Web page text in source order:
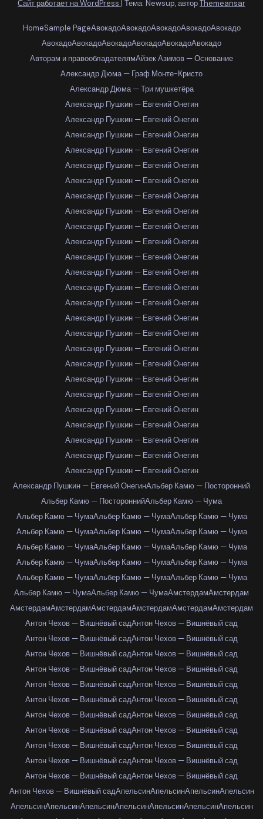
Сайт работает на WordPress | Тема: Newsup, авторThemeansar
HomeSample PageАвокадоАвокадоАвокадоАвокадоАвокадо
АвокадоАвокадоАвокадоАвокадоАвокадоАвокадо
Авторам и правообладателямАйзек Азимов — Основание
Александр Дюма — Граф Монте-Кристо
Александр Дюма — Три мушкетёра
Александр Пушкин — Евгений Онегин
Александр Пушкин — Евгений Онегин
Александр Пушкин — Евгений Онегин
Александр Пушкин — Евгений Онегин
Александр Пушкин — Евгений Онегин
Александр Пушкин — Евгений Онегин
Александр Пушкин — Евгений Онегин
Александр Пушкин — Евгений Онегин
Александр Пушкин — Евгений Онегин
Александр Пушкин — Евгений Онегин
Александр Пушкин — Евгений Онегин
Александр Пушкин — Евгений Онегин
Александр Пушкин — Евгений Онегин
Александр Пушкин — Евгений Онегин
Александр Пушкин — Евгений Онегин
Александр Пушкин — Евгений Онегин
Александр Пушкин — Евгений Онегин
Александр Пушкин — Евгений Онегин
Александр Пушкин — Евгений Онегин
Александр Пушкин — Евгений Онегин
Александр Пушкин — Евгений Онегин
Александр Пушкин — Евгений Онегин
Александр Пушкин — Евгений Онегин
Александр Пушкин — Евгений Онегин
Александр Пушкин — Евгений Онегин
Александр Пушкин — Евгений ОнегинАльбер Камю — Посторонний
Альбер Камю — ПостороннийАльбер Камю — Чума
Альбер Камю — ЧумаАльбер Камю — ЧумаАльбер Камю — Чума
Альбер Камю — ЧумаАльбер Камю — ЧумаАльбер Камю — Чума
Альбер Камю — ЧумаАльбер Камю — ЧумаАльбер Камю — Чума
Альбер Камю — ЧумаАльбер Камю — ЧумаАльбер Камю — Чума
Альбер Камю — ЧумаАльбер Камю — ЧумаАльбер Камю — Чума
Альбер Камю — ЧумаАльбер Камю — ЧумаАмстердамАмстердам
АмстердамАмстердамАмстердамАмстердамАмстердамАмстердам
Антон Чехов — Вишнёвый садАнтон Чехов — Вишнёвый сад
Антон Чехов — Вишнёвый садАнтон Чехов — Вишнёвый сад
Антон Чехов — Вишнёвый садАнтон Чехов — Вишнёвый сад
Антон Чехов — Вишнёвый садАнтон Чехов — Вишнёвый сад
Антон Чехов — Вишнёвый садАнтон Чехов — Вишнёвый сад
Антон Чехов — Вишнёвый садАнтон Чехов — Вишнёвый сад
Антон Чехов — Вишнёвый садАнтон Чехов — Вишнёвый сад
Антон Чехов — Вишнёвый садАнтон Чехов — Вишнёвый сад
Антон Чехов — Вишнёвый садАнтон Чехов — Вишнёвый сад
Антон Чехов — Вишнёвый садАнтон Чехов — Вишнёвый сад
Антон Чехов — Вишнёвый садАнтон Чехов — Вишнёвый сад
Антон Чехов — Вишнёвый садАпельсинАпельсинАпельсинАпельсин
АпельсинАпельсинАпельсинАпельсинАпельсинАпельсинАпельсин